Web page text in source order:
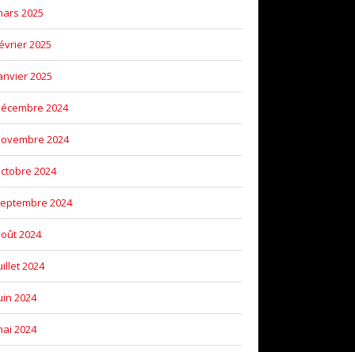
2025
2025
2025
2024
2024
2024
2024
2024
2024
2024
2024